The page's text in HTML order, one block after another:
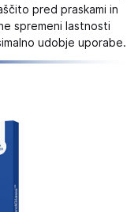
pred praskami in
spremeni lastnosti
udobje uporabe.